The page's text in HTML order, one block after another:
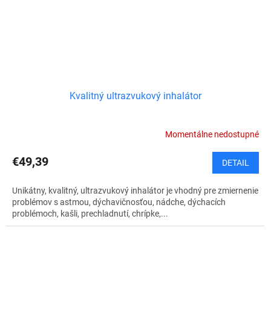
Kvalitný ultrazvukový inhalátor
Momentálne nedostupné
€49,39 DETAIL
Unikátny, kvalitný, ultrazvukový inhalátor je vhodný pre zmiernenie
problémov s astmou, dýchavičnosťou, nádche, dýchacích
problémoch, kašli, prechladnutí, chrípke,...